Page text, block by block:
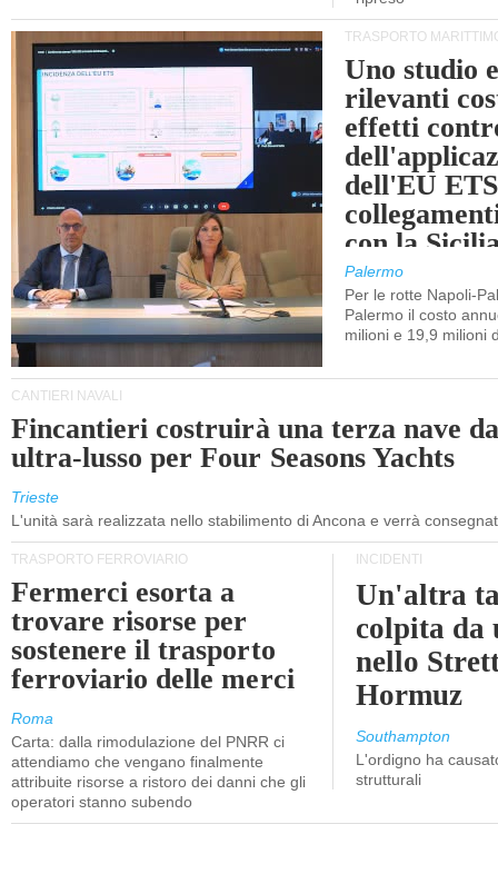
TRASPORTO
Uno studio
rilevanti
effetti
dell'EU
con la
Palermo
Per le rotte Napoli-
Palermo il costo
milioni e 19,9 milioni
CANTIERI NAVALI
Fincantieri costruirà una terza nave
ultra-lusso per Four Seasons Yachts
Trieste
L'unità sarà realizzata nello stabilimento di Ancona e verrà
TRASPORTO FERROVIARIO
Fermerci esorta a
trovare risorse per
sostenere il trasporto
ferroviario delle merci
Roma
Carta: dalla rimodulazione del PNRR ci
attendiamo che vengano finalmente
attribuite risorse a ristoro dei danni che gli
operatori stanno subendo
INCIDENTI
Un'altra
colpita da
nello
Hormuz
Southampton
L'ordigno ha
strutturali